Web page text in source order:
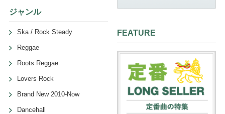
ジャンル
Ska / Rock Steady
Reggae
Roots Reggae
Lovers Rock
Brand New 2010-Now
Dancehall
FEATURE